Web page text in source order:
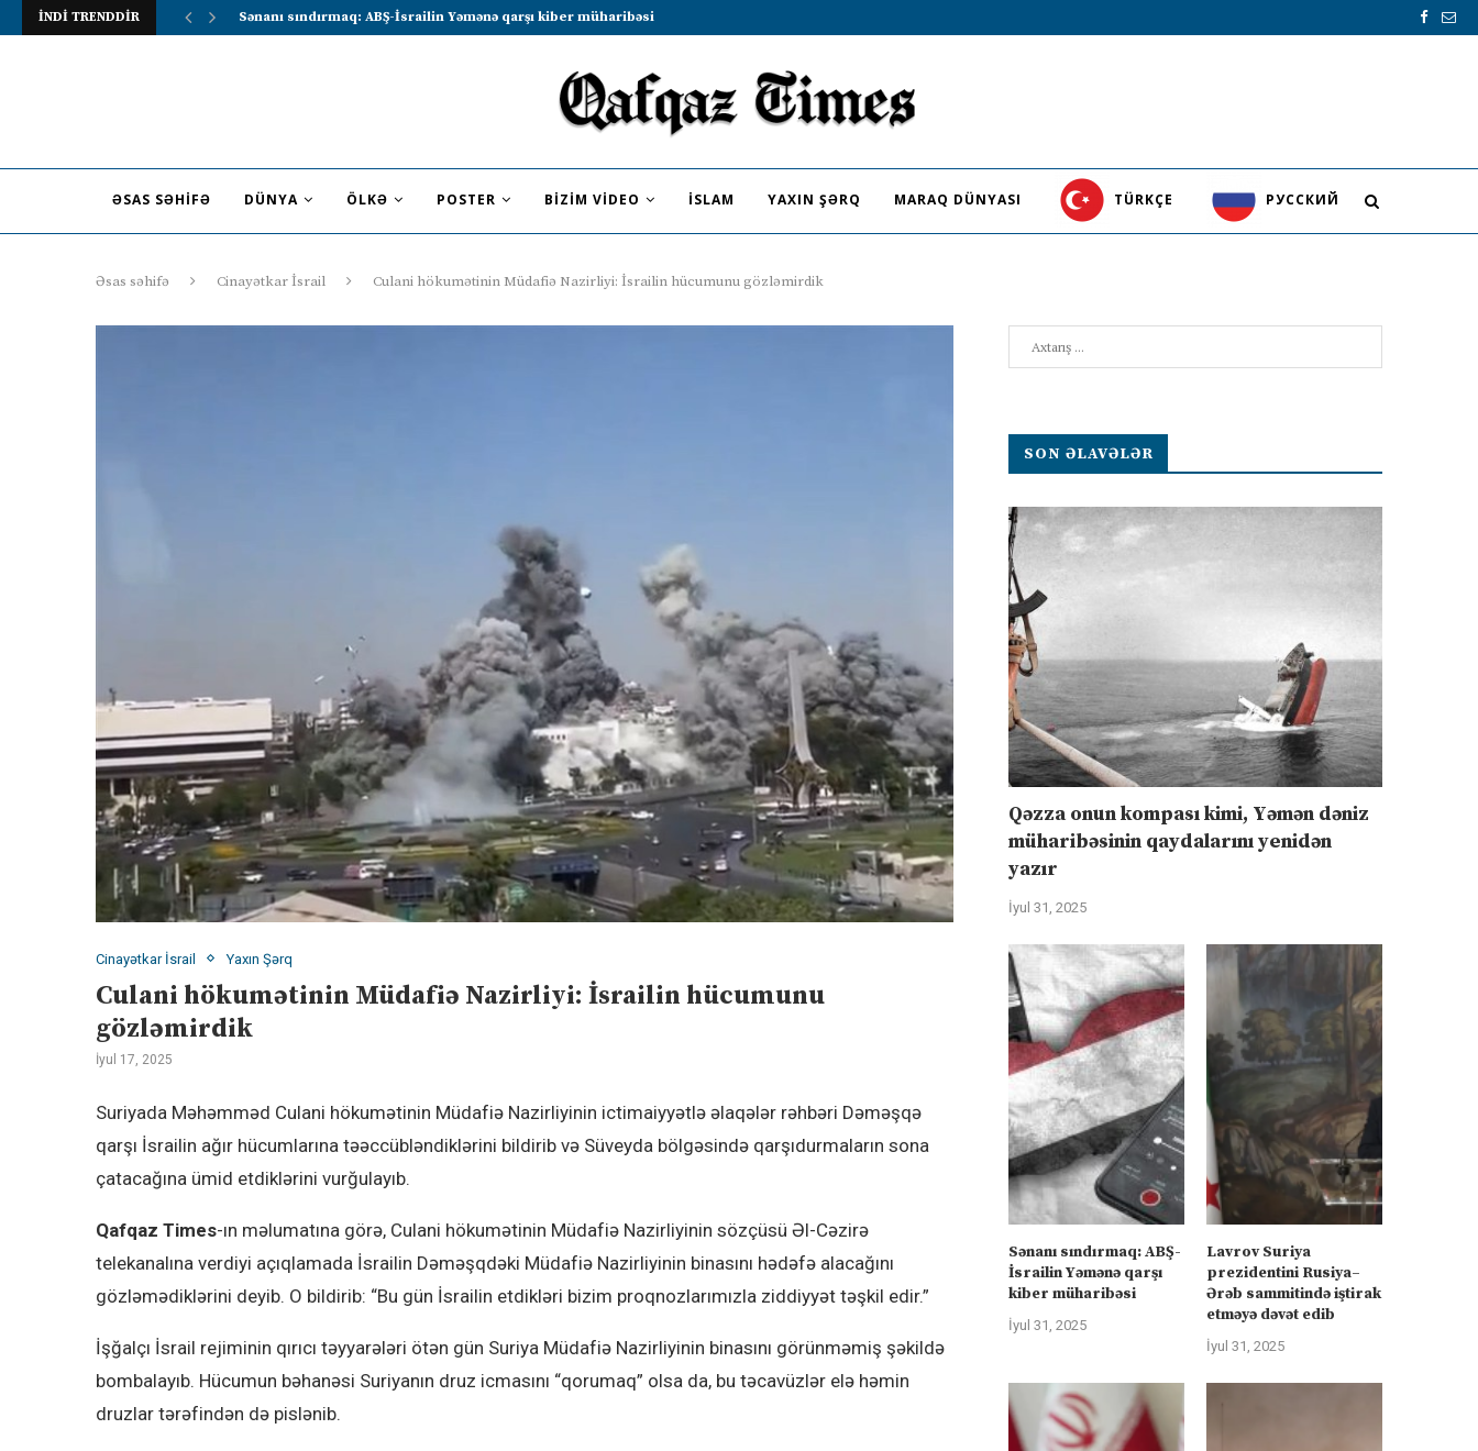
İNDİ TRENDDİR Lavrov Suriya prezidentini Rusiya–Ərəb sammitində iştirak etməyə dəvət...
ƏSAS SƏHIFƏ DÜNYA ÖLKƏ POSTER BIZIM VIDEO İSLAM YAXIN ŞƏRQ MARAQ DÜNYASI TÜRKÇE PУССКИЙ
Əsas səhifə Cinayətkar İsrail Culani hökumətinin Müdafiə Nazirliyi: İsrailin hücumunu gözləmirdik
Cinayətkar İsrail Yaxın Şərq
Culani hökumətinin Müdafiə Nazirliyi: İsrailin hücumunu
gözləmirdik
İyul 17, 2025
Suriyada Məhəmməd Culani hökumətinin Müdafiə Nazirliyinin ictimaiyyətlə əlaqələr rəhbəri Dəməşqə
qarşı İsrailin ağır hücumlarına təəccübləndiklərini bildirib və Süveyda bölgəsində qarşıdurmaların sona
çatacağına ümid etdiklərini vurğulayıb.
Qafqaz Times-ın məlumatına görə, Culani hökumətinin Müdafiə Nazirliyinin sözçüsü Əl-Cəzirə
telekanalına verdiyi açıqlamada İsrailin Dəməşqdəki Müdafiə Nazirliyinin binasını hədəfə alacağını
gözləmədiklərini deyib. O bildirib: “Bu gün İsrailin etdikləri bizim proqnozlarımızla ziddiyyət təşkil edir.”
İşğalçı İsrail rejiminin qırıcı təyyarələri ötən gün Suriya Müdafiə Nazirliyinin binasını görünməmiş şəkildə
bombalayıb. Hücumun bəhanəsi Suriyanın druz icmasını “qorumaq” olsa da, bu təcavüzlər elə həmin
druzlar tərəfindən də pislənib.
SON ƏLAVƏLƏR
Qəzza onun kompası kimi, Yəmən dəniz
müharibəsinin qaydalarını yenidən
yazır
İyul 31, 2025
Sənanı sındırmaq: ABŞ-
İsrailin Yəmənə qarşı
kiber müharibəsi
İyul 31, 2025
Lavrov Suriya
prezidentini Rusiya–
Ərəb sammitində iştirak
etməyə dəvət edib
İyul 31, 2025